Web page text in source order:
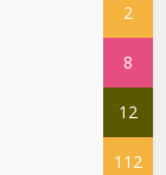
2
8
12
112